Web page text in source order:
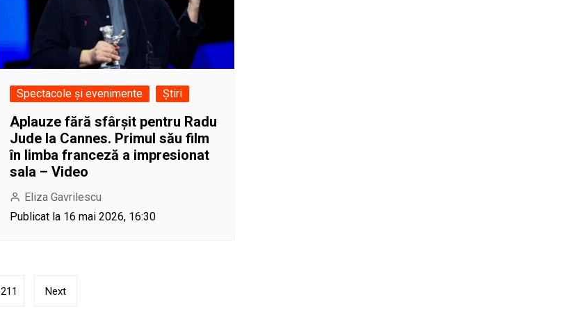
Spectacole și evenimente Știri
Aplauze fără sfârșit pentru Radu
Jude la Cannes. Primul său film
în limba franceză a impresionat
sala – Video
Eliza Gavrilescu
Publicat la 16 mai 2026, 16:30
211 Next